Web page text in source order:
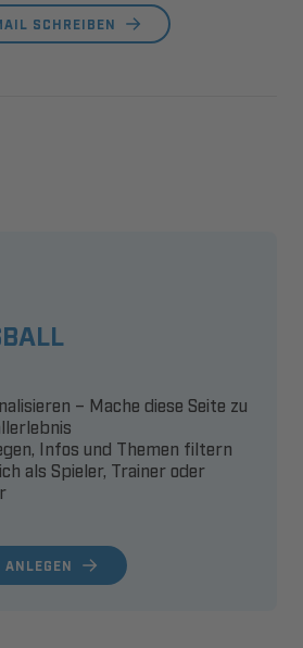
SCHREIBEN
– Mache diese Seite zu
Infos und Themen filtern
als Spieler, Trainer oder